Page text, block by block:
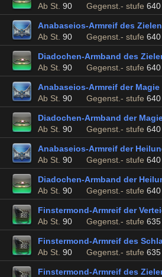
Ab St. 90 Gegenst.- stufe 640
Anabaseios-Armreif des
Ab St. 90 Gegenst.- stufe 640
Diadochen-Armband des
Ab St. 90 Gegenst.- stufe 640
Anabaseios-Armreif der Magie
Ab St. 90 Gegenst.- stufe 640
Diadochen-Armband der
Ab St. 90 Gegenst.- stufe 640
Anabaseios-Armreif der
Ab St. 90 Gegenst.- stufe 640
Diadochen-Armband der
Ab St. 90 Gegenst.- stufe 640
Finstermond-Armreif der
Ab St. 90 Gegenst.- stufe 635
Finstermond-Armreif des
Ab St. 90 Gegenst.- stufe 635
Finstermond-Armreif des